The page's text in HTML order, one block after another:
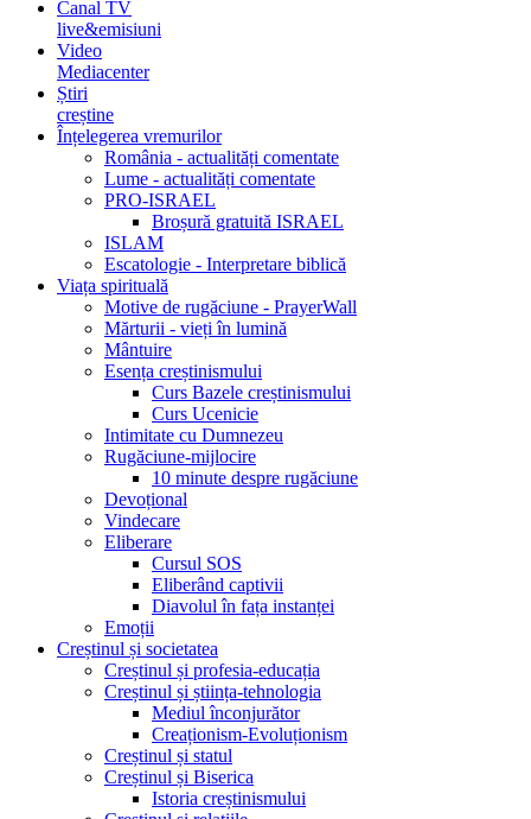
Canal TV
live&emisiuni
Video
Mediacenter
Știri
creștine
Înțelegerea vremurilor
România - actualități comentate
Lume - actualități comentate
PRO-ISRAEL
Broșură gratuită ISRAEL
ISLAM
Escatologie - Interpretare biblică
Viața spirituală
Motive de rugăciune - PrayerWall
Mărturii - vieți în lumină
Mântuire
Esența creștinismului
Curs Bazele creștinismului
Curs Ucenicie
Intimitate cu Dumnezeu
Rugăciune-mijlocire
10 minute despre rugăciune
Devoțional
Vindecare
Eliberare
Cursul SOS
Eliberând captivii
Diavolul în fața instanței
Emoții
Creștinul și societatea
Creștinul și profesia-educația
Creștinul și știința-tehnologia
Mediul înconjurător
Creaționism-Evoluționism
Creștinul și statul
Creștinul și Biserica
Istoria creștinismului